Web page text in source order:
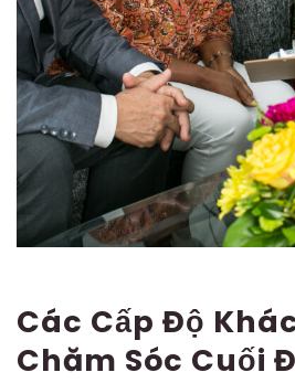
Các Cấp Độ
Chăm Sóc Cuối